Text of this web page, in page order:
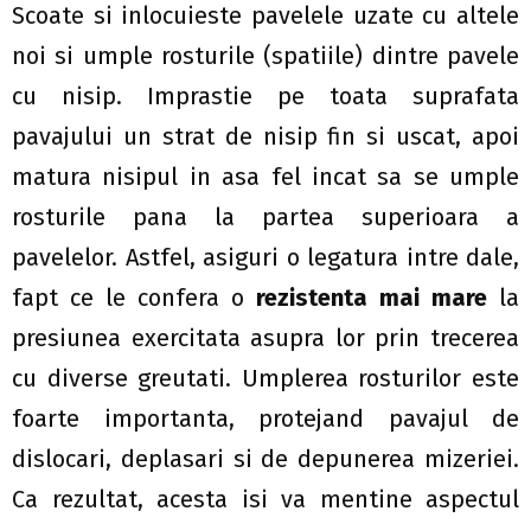
Scoate si inlocuieste pavelele uzate cu altele
noi si umple rosturile (spatiile) dintre pavele
cu nisip. Imprastie pe toata suprafata
pavajului un strat de nisip fin si uscat, apoi
matura nisipul in asa fel incat sa se umple
rosturile pana la partea superioara a
pavelelor. Astfel, asiguri o legatura intre dale,
fapt ce le confera o rezistenta mai mare la
presiunea exercitata asupra lor prin trecerea
cu diverse greutati. Umplerea rosturilor este
foarte importanta, protejand pavajul de
dislocari, deplasari si de depunerea mizeriei.
Ca rezultat, acesta isi va mentine aspectul